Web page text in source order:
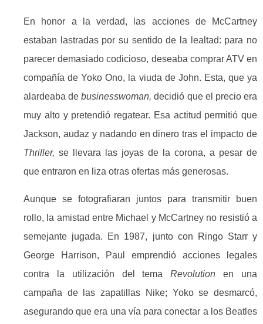
En honor a la verdad, las acciones de McCartney
estaban lastradas por su sentido de la lealtad: para no
parecer demasiado codicioso, deseaba comprar ATV en
compañía de Yoko Ono, la viuda de John. Esta, que ya
alardeaba debusinesswoman, decidió que el precio era
muy alto y pretendió regatear. Esa actitud permitió que
Jackson, audaz y nadando en dinero tras el impacto de
Thriller, se llevara las joyas de la corona, a pesar de
que entraron en liza otras ofertas más generosas.
Aunque se fotografiaran juntos para transmitir buen
rollo, la amistad entre Michael y McCartney no resistió a
semejante jugada. En 1987, junto con Ringo Starr y
George Harrison, Paul emprendió acciones legales
contra la utilización del temaRevolution en una
campaña de las zapatillas Nike; Yoko se desmarcó,
asegurando que era una vía para conectar a los Beatles